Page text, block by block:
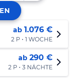
ab 1.076 €
2 P • 1 WOCHE
ab 290 €
2 P • 3 NÄCHTE